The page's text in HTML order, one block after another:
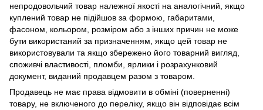
непродовольчий товар належної якості на аналогічний, якщо
куплений товар не підійшов за формою, габаритами,
фасоном, кольором, розміром або з інших причин не може
бути використаний за призначенням, якщо цей товар не
використовували та якщо збережено його товарний вигляд,
споживчі властивості, пломби, ярлики і розрахунковий
документ, виданий продавцем разом з товаром.
Продавець не має права відмовити в обміні (поверненні)
товару, не включеного до переліку, якщо він відповідає всім